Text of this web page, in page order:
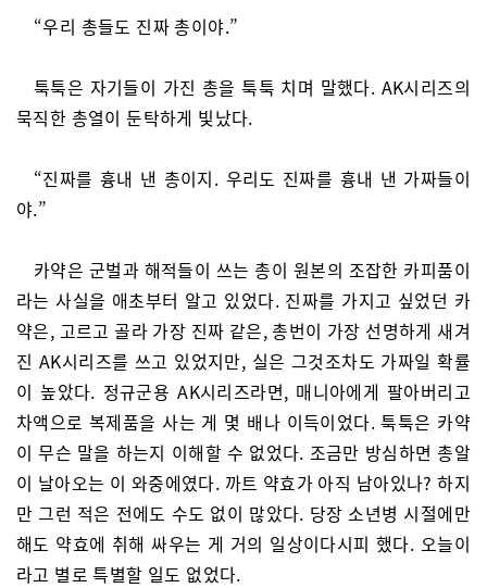
“우리 총들도 진짜 총이야.”
툭툭은 자기들이 가진 총을 툭툭 치며 말했다. AK시리즈의
묵직한 총열이 둔탁하게 빛났다.
“진짜를 흉내 낸 총이지. 우리도 진짜를 흉내 낸 가짜들이
야.”
카약은 군벌과 해적들이 쓰는 총이 원본의 조잡한 카피품이
라는 사실을 애초부터 알고 있었다. 진짜를 가지고 싶었던 카
약은, 고르고 골라 가장 진짜 같은, 총번이 가장 선명하게 새겨
진 AK시리즈를 쓰고 있었지만, 실은 그것조차도 가짜일 확률
이 높았다. 정규군용 AK시리즈라면, 매니아에게 팔아버리고
차액으로 복제품을 사는 게 몇 배나 이득이었다. 툭툭은 카약
이 무슨 말을 하는지 이해할 수 없었다. 조금만 방심하면 총알
이 날아오는 이 와중에였다. 까트 약효가 아직 남아있나? 하지
만 그런 적은 전에도 수도 없이 많았다. 당장 소년병 시절에만
해도 약효에 취해 싸우는 게 거의 일상이다시피 했다. 오늘이
라고 별로 특별할 일도 없었다.